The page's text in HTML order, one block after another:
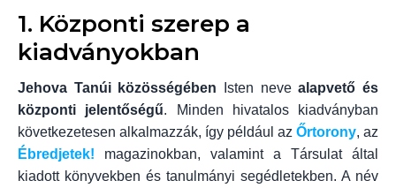
1. Központi szerep a
kiadványokban
Jehova Tanúi közösségében Isten nevealapvető és
központi jelentőségű. Minden hivatalos kiadványban
következetesen alkalmazzák, így például az Őrtorony, az
Ébredjetek! magazinokban, valamint a Társulat által
kiadott könyvekben és tanulmányi segédletekben. A név